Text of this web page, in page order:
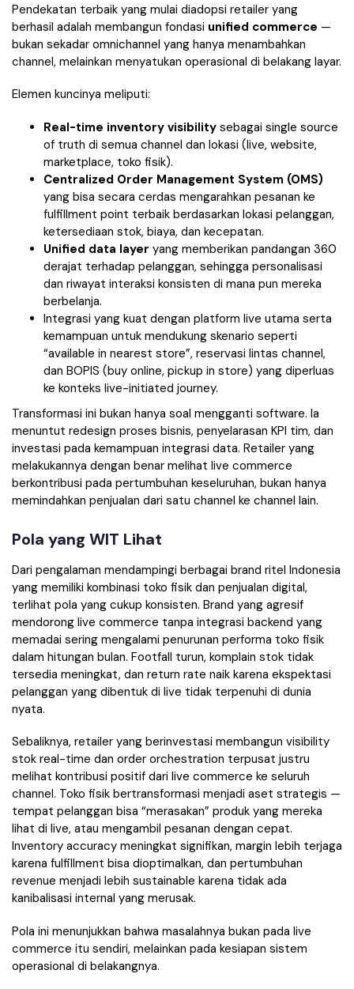
Pendekatan terbaik yang mulai diadopsi retailer yang
berhasil adalah membangun fondasi unified commerce —
bukan sekadar omnichannel yang hanya menambahkan
channel, melainkan menyatukan operasional di belakang layar.
Elemen kuncinya meliputi:
Real-time inventory visibility sebagai single source
of truth di semua channel dan lokasi (live, website,
marketplace, toko fisik).
Centralized Order Management System (OMS)
yang bisa secara cerdas mengarahkan pesanan ke
fulfillment point terbaik berdasarkan lokasi pelanggan,
ketersediaan stok, biaya, dan kecepatan.
Unified data layer yang memberikan pandangan 360
derajat terhadap pelanggan, sehingga personalisasi
dan riwayat interaksi konsisten di mana pun mereka
berbelanja.
Integrasi yang kuat dengan platform live utama serta
kemampuan untuk mendukung skenario seperti
“available in nearest store”, reservasi lintas channel,
dan BOPIS (buy online, pickup in store) yang diperluas
ke konteks live-initiated journey.
Transformasi ini bukan hanya soal mengganti software. Ia
menuntut redesign proses bisnis, penyelarasan KPI tim, dan
investasi pada kemampuan integrasi data. Retailer yang
melakukannya dengan benar melihat live commerce
berkontribusi pada pertumbuhan keseluruhan, bukan hanya
memindahkan penjualan dari satu channel ke channel lain.
Pola yang WIT Lihat
Dari pengalaman mendampingi berbagai brand ritel Indonesia
yang memiliki kombinasi toko fisik dan penjualan digital,
terlihat pola yang cukup konsisten. Brand yang agresif
mendorong live commerce tanpa integrasi backend yang
memadai sering mengalami penurunan performa toko fisik
dalam hitungan bulan. Footfall turun, komplain stok tidak
tersedia meningkat, dan return rate naik karena ekspektasi
pelanggan yang dibentuk di live tidak terpenuhi di dunia
nyata.
Sebaliknya, retailer yang berinvestasi membangun visibility
stok real-time dan order orchestration terpusat justru
melihat kontribusi positif dari live commerce ke seluruh
channel. Toko fisik bertransformasi menjadi aset strategis —
tempat pelanggan bisa “merasakan” produk yang mereka
lihat di live, atau mengambil pesanan dengan cepat.
Inventory accuracy meningkat signifikan, margin lebih terjaga
karena fulfillment bisa dioptimalkan, dan pertumbuhan
revenue menjadi lebih sustainable karena tidak ada
kanibalisasi internal yang merusak.
Pola ini menunjukkan bahwa masalahnya bukan pada live
commerce itu sendiri, melainkan pada kesiapan sistem
operasional di belakangnya.